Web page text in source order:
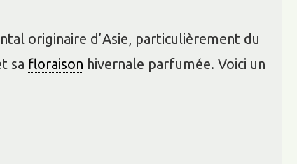
originaire d’Asie, particulièrement du
sa floraison hivernale parfumée. Voici un